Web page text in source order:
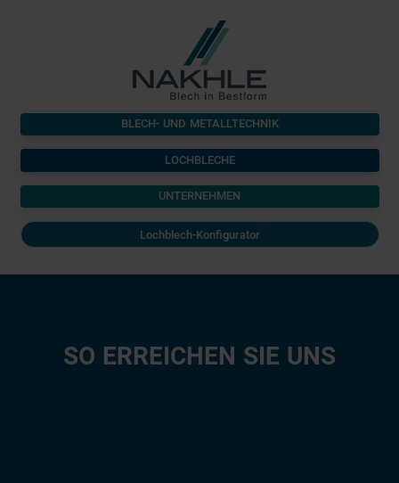
BLECH- UND METALLTECHNIK
LOCHBLECHE
UNTERNEHMEN
Lochblech-Konfigurator
SO ERREICHEN SIE UNS